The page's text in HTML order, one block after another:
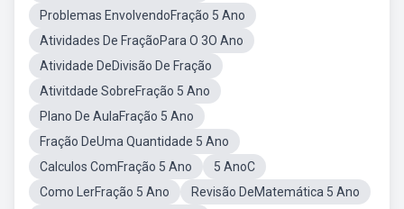
Problemas EnvolvendoFração 5 Ano
Atividades De FraçãoPara O 3O Ano
Atividade DeDivisão De Fração
Ativitdade SobreFração 5 Ano
Plano De AulaFração 5 Ano
Fração DeUma Quantidade 5 Ano
Calculos ComFração 5 Ano
5 AnoC
Como LerFração 5 Ano
Revisão DeMatemática 5 Ano